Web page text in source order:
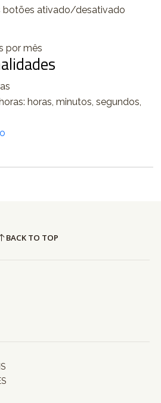
botões ativado/desativado
por mês
horas, minutos, segundos,
BACK TO TOP